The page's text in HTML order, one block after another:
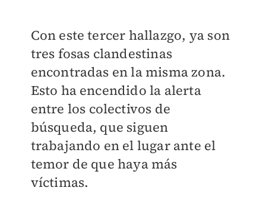
Con este tercer hallazgo, ya son
tres fosas clandestinas
encontradas en la misma zona.
Esto ha encendido la alerta
entre los colectivos de
búsqueda, que siguen
trabajando en el lugar ante el
temor de que haya más
víctimas.